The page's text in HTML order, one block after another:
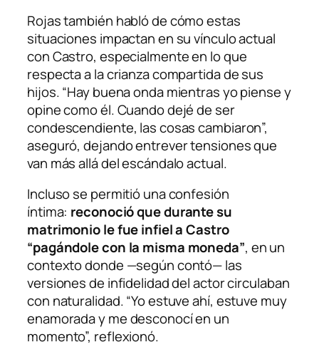
Rojas también habló de cómo estas
situaciones impactan en su vínculo actual
con Castro, especialmente en lo que
respecta a la crianza compartida de sus
hijos. “Hay buena onda mientras yo piense y
opine como él. Cuando dejé de ser
condescendiente, las cosas cambiaron”,
aseguró, dejando entrever tensiones que
van más allá del escándalo actual.
Incluso se permitió una confesión
íntima: reconoció que durante su
matrimonio le fue infiel a Castro
“pagándole con la misma moneda”, en un
contexto donde —según contó— las
versiones de infidelidad del actor circulaban
con naturalidad. “Yo estuve ahí, estuve muy
enamorada y me desconocí en un
momento”, reflexionó.